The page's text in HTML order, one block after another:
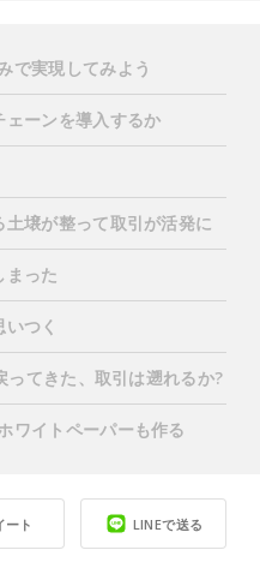
ート LINEで送る
で実現してみよう
ーンを導入するか
壌が整って取引が活発に
まった
つく
てきた、取引は遡れるか?
ワイトペーパーも作る